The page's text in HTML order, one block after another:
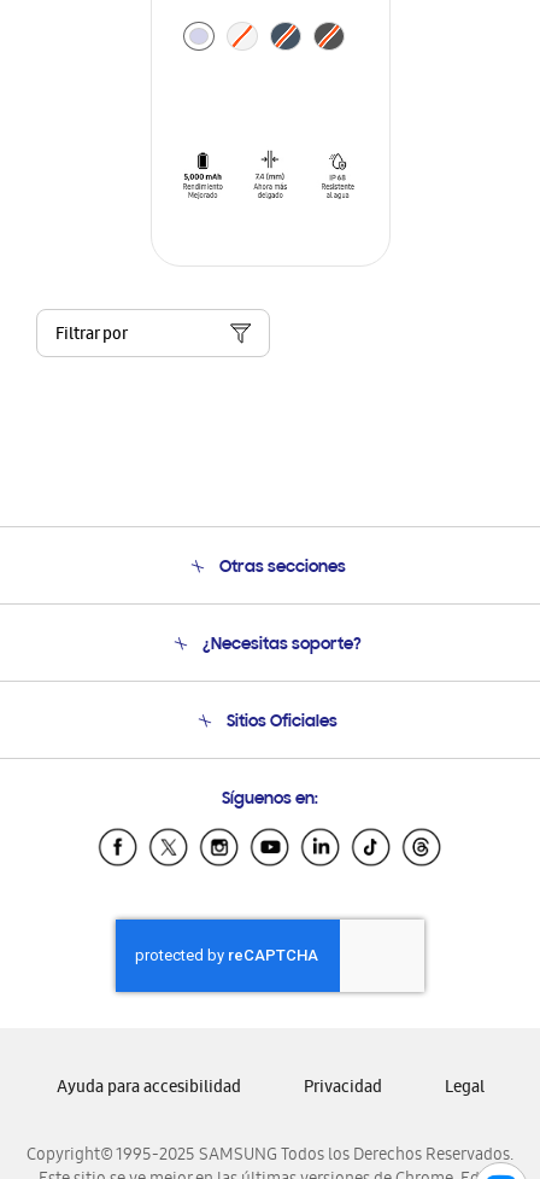
Filtrar por
Otras secciones
Soporte
Condiciones de Compra
¿Necesitas soporte?
Soporte vía eMail
Sitios Oficiales
Samsung Ecuador
Samsung El Salvador
Samsung Honduras
Samsung Nicaragua
Samsung Panamá
Samsung Venezuela
Síguenos en:
Copyright© 1995-2025 SAMSUNG Todos los Derechos Reservados.
Ayuda para accesibilidad Privacidad Legal